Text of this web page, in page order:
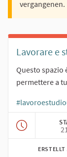
vergangenen.
Lavorare e
Questo spazio
permettere a
ERSTELLT